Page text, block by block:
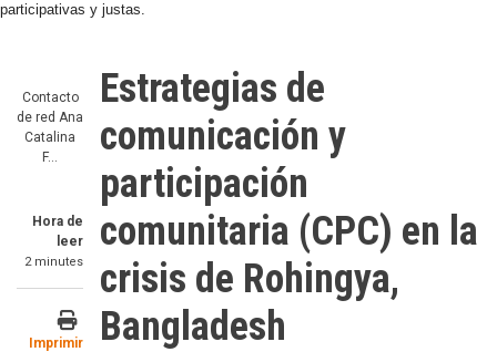
participativas y justas.
Contacto
de red Ana
Catalina
F…
Hora de
leer
2 minutes
Imprimir
Estrategias de
comunicación y
participación
comunitaria (CPC) en la
crisis de Rohingya,
Bangladesh